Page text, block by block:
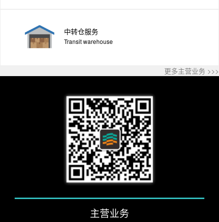
中转仓服务
Transit warehouse
更多主营业务 >>>
主营业务